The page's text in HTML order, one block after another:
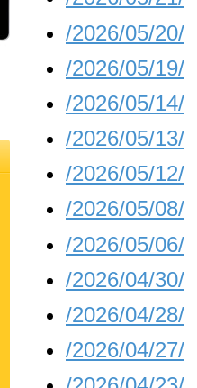
/2026/05/20/
/2026/05/19/
/2026/05/14/
/2026/05/13/
/2026/05/12/
/2026/05/08/
/2026/05/06/
/2026/04/30/
/2026/04/28/
/2026/04/27/